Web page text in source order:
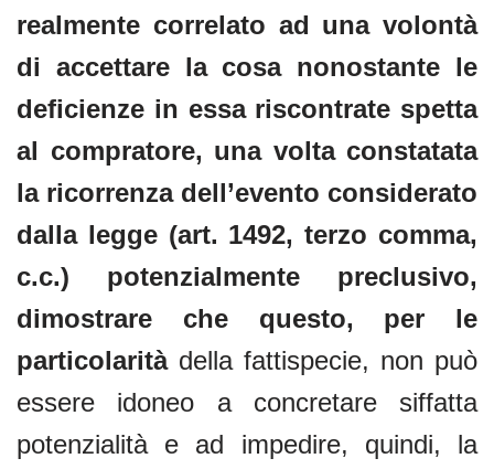
realmente correlato ad una volontà
di accettare la cosa nonostante le
deficienze in essa riscontrate spetta
al compratore, una volta constatata
la ricorrenza dell’evento considerato
dalla legge (art. 1492, terzo comma,
c.c.) potenzialmente preclusivo,
dimostrare che questo, per le
particolaritàdella fattispecie, non può
essere idoneo a concretare siffatta
potenzialità e ad impedire, quindi, la